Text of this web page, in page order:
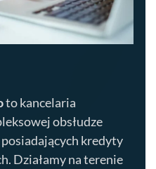
to kancelaria
obsłudze
kredyty
Działamy na terenie